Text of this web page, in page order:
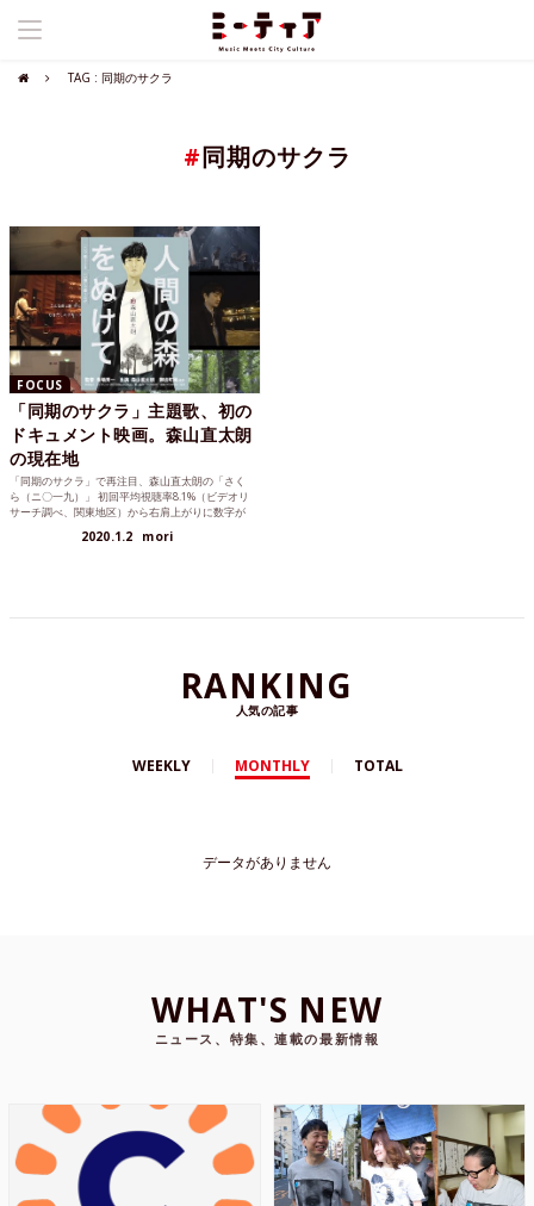
TAG : 同期のサクラ
#同期のサクラ
FOCUS
「同期のサクラ」主題歌、初の
ドキュメント映画。森山直太朗
の現在地
「同期のサクラ」で再注目、森山直太朗の「さく
ら（ニ〇一九）」 初回平均視聴率8.1%（ビデオリ
サーチ調べ、関東地区）から右肩上がりに数字が
2020.1.2 mori
RANKING
人気の記事
WEEKLY MONTHLY TOTAL
データがありません
WHAT'S NEW
ニュース、特集、連載の最新情報